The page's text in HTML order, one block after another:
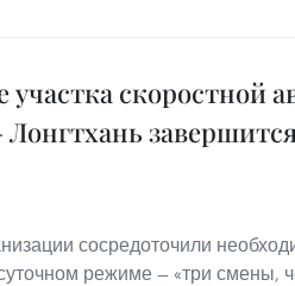
скоростной
завершится
сосредоточили
режиме — «три смены,